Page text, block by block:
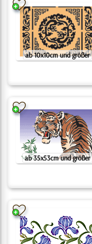
ab 10x10cm und größer
ab 35x53cm und größer